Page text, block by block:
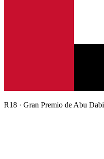
R18 · Gran Premio de Abu Dabi